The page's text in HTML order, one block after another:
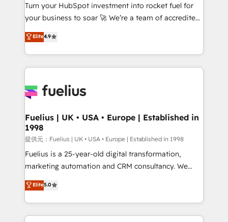
certified - the AI management standard • GuardHub:
our AI governance framework, built on ISO 42001
Ready for the next step? Click the 👈 '𝗖𝗼𝗻𝘁𝗮𝗰𝘁
𝗯𝘂𝘀𝗶𝗻𝗲𝘀𝘀' button to get in touch (𝘸𝘦'𝘳𝘦 𝘴𝘶𝘱𝘦𝘳
𝘳𝘦𝘴𝘱𝘰𝘯𝘴𝘪𝘷𝘦)
Turn your HubSpot investment into rocket fuel for
your business to soar 🚀 We’re a team of accredited
HubSpot experts ready to help you. We can
implement the platform into complex business
environments, optimise what you've got and make
sure you can actually use it, build your website in
for you and execute it on HubSpot. We are on the
framework, meaning we've been accredited by
HubSpot and vetted by the CCS, which means we
can support public sector companies as well the
other ones listed in our profile. Our services: -
HubSpot implementation - HubSpot CMS website
is there for you to: - Grow revenue, and run your
business more efficiently - Build stronger
Elite4.9
Fuelius | UK • USA • Europe | Established in
1998
提供元：Fuelius | UK • USA • Europe | Established in 1998
Fuelius is a 25-year-old digital transformation,
marketing automation and CRM consultancy. We
enable mid-market and enterprise clients to
maximise their return from digital and fuel their
growth. We modernise platforms, streamline
operations that are causing inefficiencies, improve
Elite5.0